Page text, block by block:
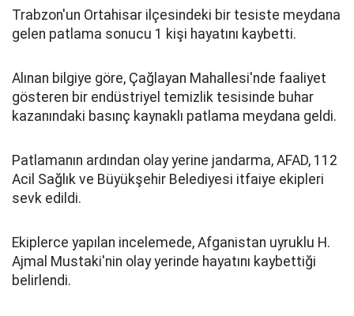
Trabzon'un Ortahisar ilçesindeki bir tesiste meydana
gelen patlama sonucu 1 kişi hayatını kaybetti.
Alınan bilgiye göre, Çağlayan Mahallesi'nde faaliyet
gösteren bir endüstriyel temizlik tesisinde buhar
kazanındaki basınç kaynaklı patlama meydana geldi.
Patlamanın ardından olay yerine jandarma, AFAD, 112
Acil Sağlık ve Büyükşehir Belediyesi itfaiye ekipleri
sevk edildi.
Ekiplerce yapılan incelemede, Afganistan uyruklu H.
Ajmal Mustaki'nin olay yerinde hayatını kaybettiği
belirlendi.